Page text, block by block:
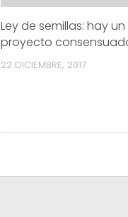
Ley de semillas: hay un
proyecto
22 DICIEMBRE, 2017